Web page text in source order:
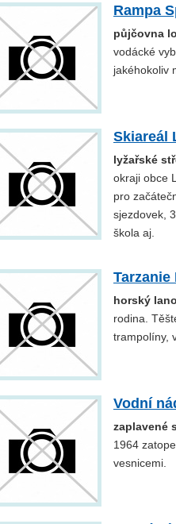
Rampa
půjčovna
vodácké
jakéhokoliv
Skiareál
lyžařské
okraji obce
pro
sjezdovek,
škola aj.
Tarzanie
horský
rodina.
trampolíny,
Vodní
zaplavené
1964
vesnicemi.